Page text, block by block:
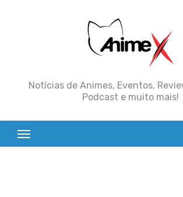
Notícias de Animes, Eventos,
Podcast e muito mais!